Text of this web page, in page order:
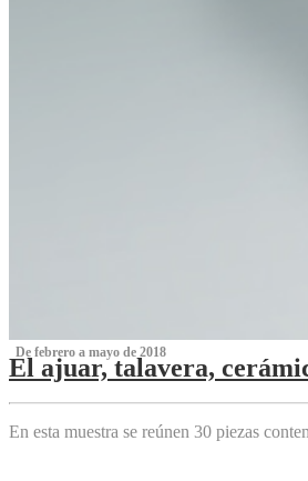
‌ De febrero a mayo de 2018
El ajuar, talavera,
‌
En esta muestra se reúnen 30 piezas